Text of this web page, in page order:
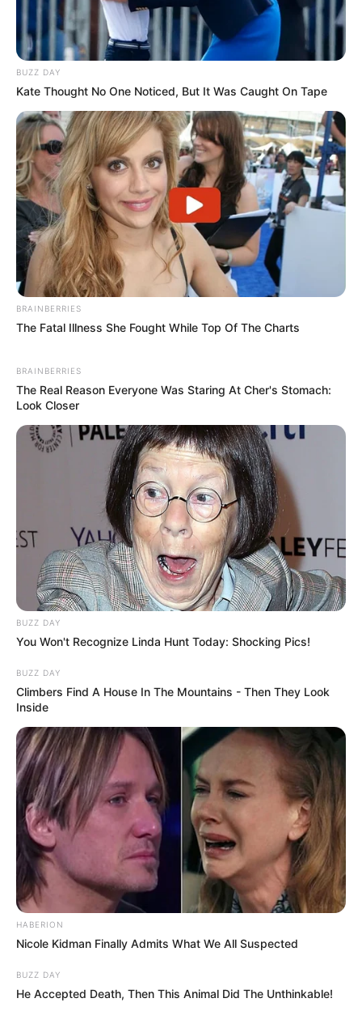
BUZZ DAY
Kate Thought No One Noticed, But It Was Caught On Tape
BRAINBERRIES
The Fatal Illness She Fought While Top Of The Charts
BRAINBERRIES
The Real Reason Everyone Was Staring At Cher's Stomach:
Look Closer
BUZZ DAY
You Won't Recognize Linda Hunt Today: Shocking Pics!
BUZZ DAY
Climbers Find A House In The Mountains - Then They Look
Inside
HABERION
Nicole Kidman Finally Admits What We All Suspected
BUZZ DAY
He Accepted Death, Then This Animal Did The Unthinkable!